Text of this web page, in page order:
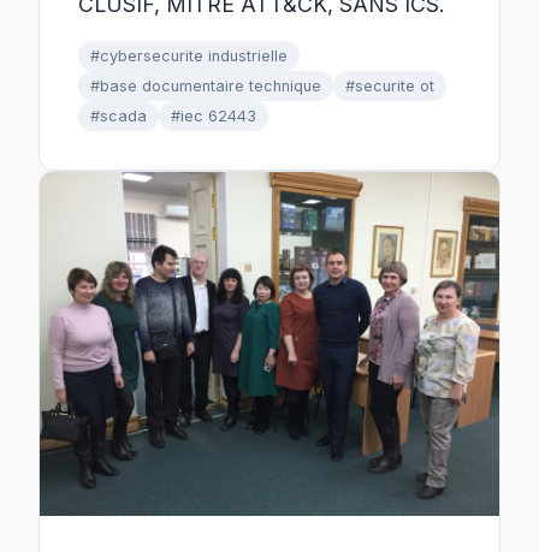
#cybersecurite industrielle
#base documentaire technique
#securite ot
#scada
#iec 62443